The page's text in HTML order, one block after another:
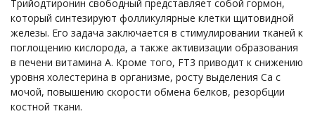
Трийодтиронин свободный представляет собой гормон,
который синтезируют фолликулярные клетки щитовидной
железы. Его задача заключается в стимулировании тканей к
поглощению кислорода, а также активизации образования
в печени витамина А. Кроме того, FT3 приводит к снижению
уровня холестерина в организме, росту выделения Ca с
мочой, повышению скорости обмена белков, резорбции
костной ткани.